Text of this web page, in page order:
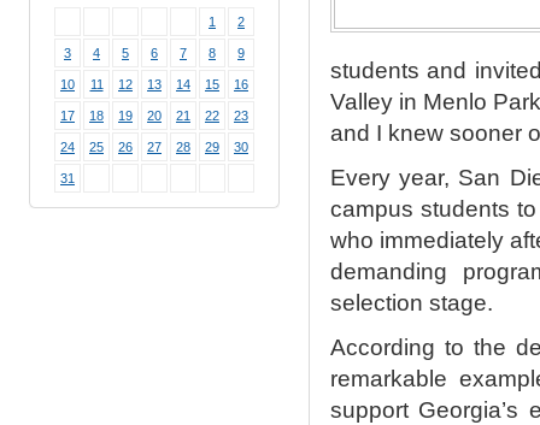
1 2
3 4 5 6 7 8 9
10 11 12 13 14 15 16
17 18 19 20 21 22 23
24 25 26 27 28 29 30
31
students and
Valley in Menlo
and I knew sooner
Every year, San
campus students
who immediately
demanding
selection stage.
According to the
remarkable
support Georgia’s